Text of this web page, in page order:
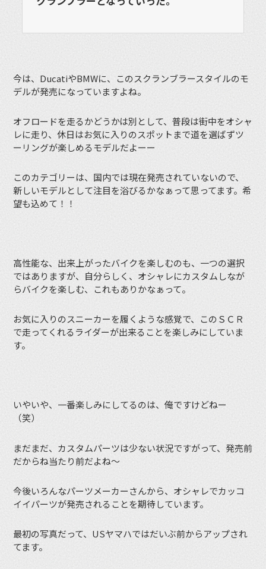
今は、DucatiやBMWに、このスクランブラースタイルのモ
デルが発売になっていますよね。
オフロードを走るかどうかは別として、普段は街中をオシャ
レに走り、休日はお気に入りのスポットまで道を選ばずツ
ーリングが楽しめるモデルだよーー
このカテゴリーは、国内では現在発売されていないので、
新しいモデルとして注目を浴びるかなぁって思ってます。希
望も込めて！！
高性能な、出来上がったバイクを楽しむのも、一つの選択
ではありますが、自分らしく、オシャレにカスタムしなが
らバイクを楽しむ、これもありかなぁって。
お気に入りのスニーカーを履くような感覚で、このＳＣＲ
で走ってくれるライダーが出来ることを楽しみにしていま
す。
いやいや、一番楽しみにしてるのは、俺ですけどねー
（笑）
まだまだ、カスタムパーツは少ない状況ですがって、発売前
だからね当たり前だよね〜
今後いろんなパーツメーカーさんから、オシャレでカッコ
イイパーツが発売されることを期待しています。
最初の写真だって、USヤマハではだいぶ前からアップされ
てます。